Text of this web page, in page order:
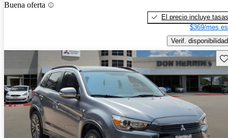
Buena oferta
El precio incluye tasas
$369/mes
Verif. disponibilidad